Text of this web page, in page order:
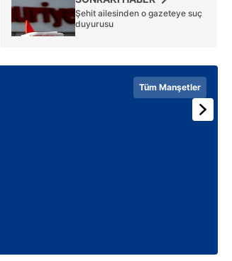
Şehit ailesinden o gazeteye suç
duyurusu
Tüm Manşetler